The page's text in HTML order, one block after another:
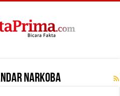
Narkoba